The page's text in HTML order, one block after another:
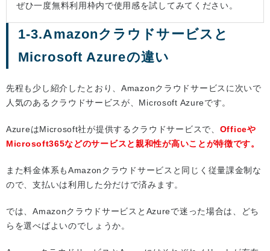
ぜひ一度無料利用枠内で使用感を試してみてください。
1-3.Amazonクラウドサービスと
Microsoft Azureの違い
先程も少し紹介したとおり、Amazonクラウドサービスに次いで
人気のあるクラウドサービスが、Microsoft Azureです。
AzureはMicrosoft社が提供するクラウドサービスで、 Officeや
Microsoft365などのサービスと親和性が高いことが特徴です。
また料金体系もAmazonクラウドサービスと同じく従量課金制な
ので、支払いは利用した分だけで済みます。
では、AmazonクラウドサービスとAzureで迷った場合は、どち
らを選べばよいのでしょうか。